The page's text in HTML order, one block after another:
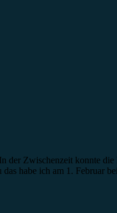
der Zwischenzeit konnte
habe ich am 1. Februar